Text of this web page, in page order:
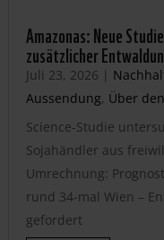
Amazonas: Neue
zusätzlicher
Juli 23, 2026 |
Aussendung, Über
Science-Studie
Sojahändler aus
Umrechnung:
rund 34-mal Wien –
gefordert